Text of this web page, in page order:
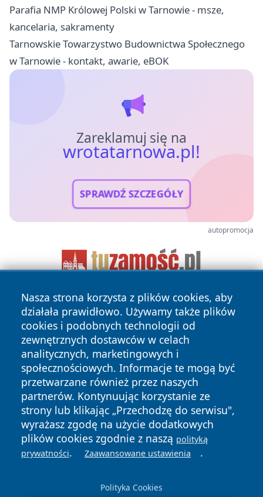
Parafia NMP Królowej Polski w Tarnowie - msze,
kancelaria, sakramenty
Tarnowskie Towarzystwo Budownictwa Społecznego
w Tarnowie - kontakt, awarie, eBOK
Zareklamuj się na
wrotatarnowa.pl!
SPRAWDŹ SZCZEGÓŁY
autopromocja
Nasza strona korzysta z plików cookies, aby
działała prawidłowo. Używamy także plików
cookies i podobnych technologii od
zewnętrznych dostawców w celach
analitycznych, marketingowych i
społecznościowych. Informacje te mogą być
przetwarzane również przez naszych
partnerów. Kontynuując korzystanie ze
strony lub klikając „Przechodzę do serwisu",
wyrażasz zgodę na użycie dodatkowych
plików cookies zgodnie z naszą polityką
prywatności. Zaawansowane ustawienia .
Polityka Cookies
Copyright © 2026 wrotatarnowa.pl Wszystkie prawa
zastrzeżone.
News Autorzy
Polityka
Prywatności
Polityka
Cookies